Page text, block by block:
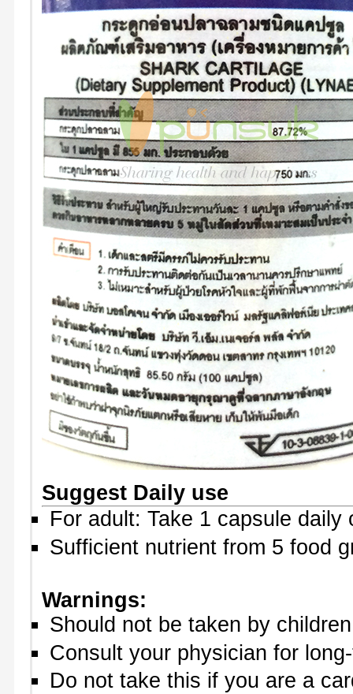
Suggest Daily use
For adult: Take 1 capsule
Sufficient nutrient from 5 food
Warnings:
Should not be taken by
Consult your physician for
Do not take this if you are a